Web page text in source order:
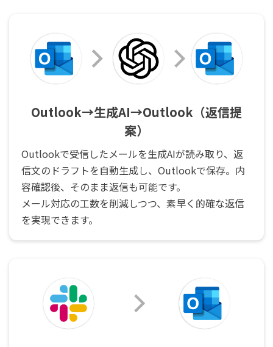
Outlook→生成AI→Outlook（返信提
案）
Outlookで受信したメールを生成AIが読み取り、返
信文のドラフトを自動生成し、Outlookで保存。内
容確認後、そのまま返信も可能です。
メール対応の工数を削減しつつ、素早く的確な返信
を実現できます。